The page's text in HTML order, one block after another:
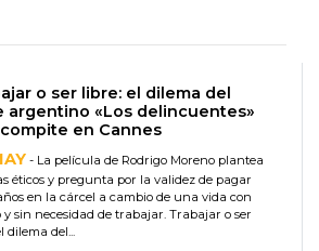
o ser libre: el dilema del
argentino «Los delincuentes»
en Cannes
- La película de Rodrigo Moreno plantea
éticos y pregunta por la validez de pagar
en la cárcel a cambio de una vida con
y sin necesidad de trabajar. Trabajar o ser
dilema del...